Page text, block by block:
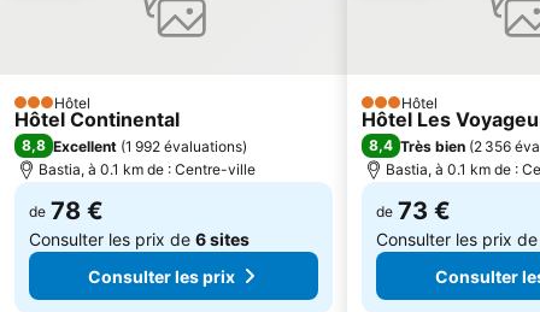
3 Étoiles
Hôtel
Hôtel Continental
8,8 Excellent (1 992 évaluations)
Bastia, à 0.1 km de : Centre-ville
de 78 €
Consulter les prix de 6 sites
Consulter les prix
3 Étoiles
Hôtel
Hôtel Les
8,4 Très bien (2 356
Bastia, à 0.1 km de :
de 73 €
Consulter les prix
Consulter